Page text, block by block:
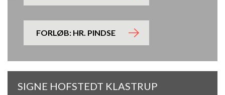
FORLØB: HR. PINDSE
SIGNE HOFSTEDT KLASTRUP